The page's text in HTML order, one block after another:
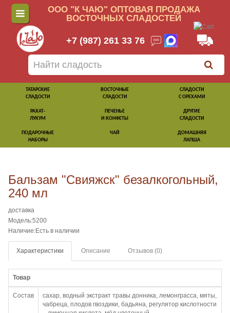
ООО "К ЧАЮ" ОПТОВАЯ ПРОДАЖА
ВОСТОЧНЫХ СЛАДОСТЕЙ
+7 (987) 261 33 76
ТАТАРСКИЕ
СЛАДОСТИ
ВОСТОЧНЫЕ
СЛАДОСТИ
СЛАДОСТИ
С ОРЕХАМИ
РАХАТ-
ЛУКУМ
ПЕЧЕНЬЕ
И КОНФЕТЫ
ДРУГИЕ
СЛАДОСТИ
ПОДАРОЧНЫЕ
НАБОРЫ
ЧАЙ
ДОМАШНЯЯ
ЛАПША
Бальзам "Свияжск" безалкогольный,
240 мл
доставка
Модель:5200
Наличие:Есть в наличии
Характеристики Описание Отзывов (0)
Товар
Состав
сахар, водный экстракт травы донника, лемонграсса, мяты,
чабреца, плодов гвоздики, бадьяна, регулятор кислотности